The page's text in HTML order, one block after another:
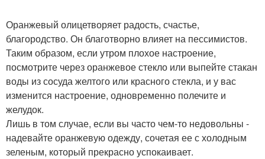
Оранжевый олицетворяет радость, счастье,
благородство. Он благотворно влияет на пессимистов.
Таким образом, если утром плохое настроение,
посмотрите через оранжевое стекло или выпейте стакан
воды из сосуда желтого или красного стекла, и у вас
изменится настроение, одновременно полечите и
желудок.
Лишь в том случае, если вы часто чем-то недовольны -
надевайте оранжевую одежду, сочетая ее с холодным
зеленым, который прекрасно успокаивает.